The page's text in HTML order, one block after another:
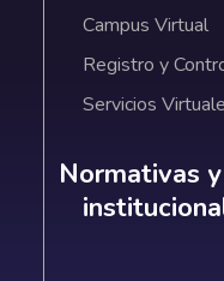
Campus Virtual
Registro y
Servicios
Normativas